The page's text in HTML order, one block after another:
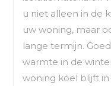
u niet alleen in de
uw woning, maar
lange termijn.
warmte in de
woning koel blijft